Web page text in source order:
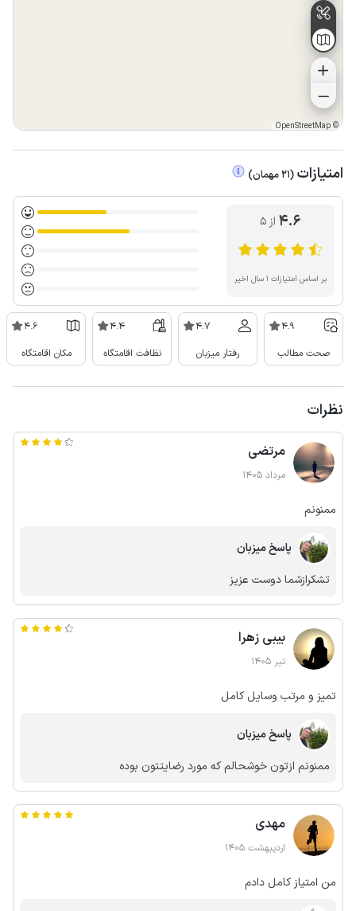
©
OpenStreetMap
امتیازات (
21مهمان)
4.6 از ۵
بر اساس امتیازات ۱ سال اخیر
4.9
صحت مطالب
4.7
رفتار میزبان
4.4
نظافت اقامتگاه
4.6
مکان اقامتگاه
نظرات
مرتضی
مرداد 1405
ممنونم
پاسخ میزبان
تشکرازشما دوست عزیز
بیبی زهرا
تیر 1405
تمیز و مرتب وسایل کامل
پاسخ میزبان
ممنونم ازتون خوشحالم که مورد رضایتتون بوده
مهدی
اردیبهشت 1405
من امتیاز کامل دادم